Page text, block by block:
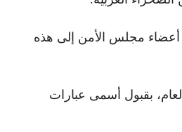
أعضاء مجلس الأمن إلى هذه
بقبول أسمى عبارات